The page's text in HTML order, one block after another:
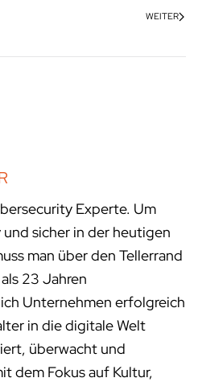
WEITER
Experte. Um
sicher in der heutigen
man über den Tellerrand
23 Jahren
Unternehmen erfolgreich
in die digitale Welt
überwacht und
dem Fokus auf Kultur,